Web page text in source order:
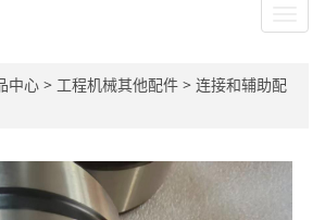
中心 > 工程机械其他配件 > 连接和辅助配